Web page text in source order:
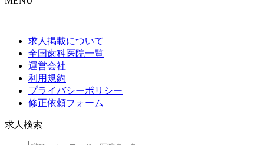
求人掲載について
全国歯科医院一覧
運営会社
利用規約
プライバシーポリシー
修正依頼フォーム
求人検索